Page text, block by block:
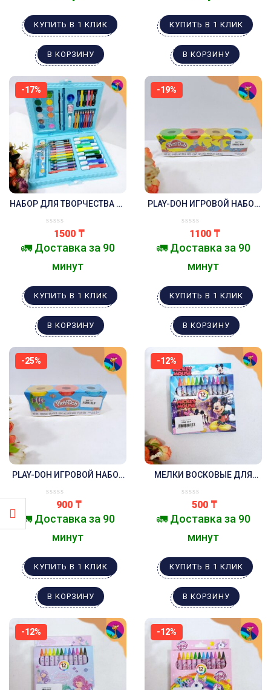
КУПИТЬ В 1 КЛИК
В КОРЗИНУ
КУПИТЬ В 1 КЛИК
В КОРЗИНУ
-17%
НАБОР ДЛЯ ТВОРЧЕСТВА 68
САМОЛЁТ.
1500 ₸
🚛 Доставка за 90
минут
КУПИТЬ В 1 КЛИК
В КОРЗИНУ
-19%
PLAY-DOH ИГРОВОЙ НАБОР
ЦВЕТОВ ПЛЕЙ-ДО
1100 ₸
🚛 Доставка за 90
минут
КУПИТЬ В 1 КЛИК
В КОРЗИНУ
-25%
PLAY-DOH ИГРОВОЙ НАБОР
ЦВЕТОВ
900 ₸
🚛 Доставка за 90
минут
КУПИТЬ В 1 КЛИК
В КОРЗИНУ
-12%
МЕЛКИ ВОСКОВЫЕ ДЛЯ
500 ₸
🚛 Доставка за 90
минут
КУПИТЬ В 1 КЛИК
В КОРЗИНУ
-12% -12%